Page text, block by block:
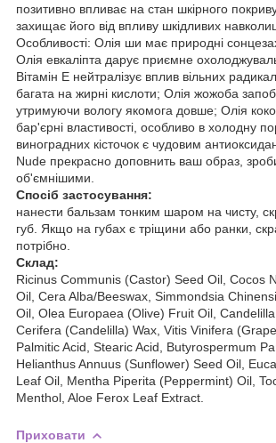
позитивно впливає на стан шкірного
захищає його від впливу шкідливих
Особливості: Олія ши має природні
Олія евкаліпта дарує приємне
Вітамін Е нейтралізує вплив вільних
багата на жирні кислоти; Олія жожоба
утримуючи вологу якомога довше; Олія
бар'єрні властивості, особливо в холодну
виноградних кісточок є чудовим
Nude прекрасно доповнить ваш образ,
об'ємнішими.
Спосіб застосування:
нанести бальзам тонким шаром на чисту,
губ. Якщо на губах є тріщини або ранки,
потрібно.
Склад:
Ricinus Communis (Castor) Seed Oil, Cocos
Oil, Cera Alba/Beeswax, Simmondsia
Oil, Olea Europaea (Olive) Fruit Oil,
Cerifera (Candelilla) Wax, Vitis Vinifera
Palmitic Acid, Stearic Acid, Butyrospermum
Helianthus Annuus (Sunflower) Seed Oil,
Leaf Oil, Mentha Piperita (Peppermint) Oil,
Menthol, Aloe Ferox Leaf Extract.
Приховати